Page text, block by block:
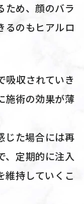
ため、顔のバラ
るのもヒアルロ
吸収されていき
施術の効果が薄
じた場合には再
、定期的に注入
維持していくこ